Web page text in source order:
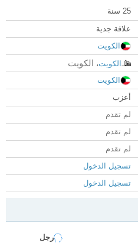
25 سنة
علاقة جدية
الكويت
الكويت، الكويت
الكويت
أعزب
لم تقدم
لم تقدم
لم تقدم
تسجيل الدخول
تسجيل الدخول
رجل